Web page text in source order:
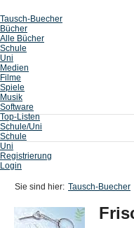
Tausch-Buecher
Bücher
Alle Bücher
Schule
Uni
Medien
Filme
Spiele
Musik
Software
Top-Listen
Schule/Uni
Schule
Uni
Registrierung
Login
Sie sind hier: Tausch-Buecher